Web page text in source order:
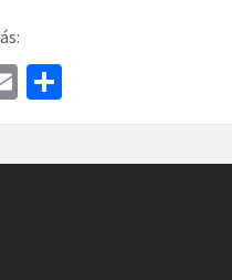
E
m
ai
h
ar